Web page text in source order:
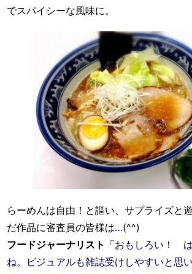
でスパイシーな風味に。
らーめんは自由！と謳い、サプライズと
だ作品に審査員の皆様は…(^^)
フードジャーナリスト 「おもしろい！
ね。ビジュアルも雑誌受けしやすいと思